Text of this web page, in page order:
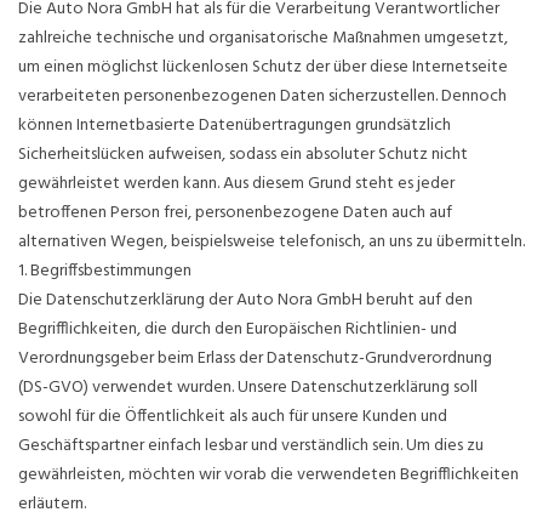
Die Auto Nora GmbH hat als für die Verarbeitung Verantwortlicher
zahlreiche technische und organisatorische Maßnahmen umgesetzt,
um einen möglichst lückenlosen Schutz der über diese Internetseite
verarbeiteten personenbezogenen Daten sicherzustellen. Dennoch
können Internetbasierte Datenübertragungen grundsätzlich
Sicherheitslücken aufweisen, sodass ein absoluter Schutz nicht
gewährleistet werden kann. Aus diesem Grund steht es jeder
betroffenen Person frei, personenbezogene Daten auch auf
alternativen Wegen, beispielsweise telefonisch, an uns zu übermitteln.
1. Begriffsbestimmungen
Die Datenschutzerklärung der Auto Nora GmbH beruht auf den
Begrifflichkeiten, die durch den Europäischen Richtlinien- und
Verordnungsgeber beim Erlass der Datenschutz-Grundverordnung
(DS-GVO) verwendet wurden. Unsere Datenschutzerklärung soll
sowohl für die Öffentlichkeit als auch für unsere Kunden und
Geschäftspartner einfach lesbar und verständlich sein. Um dies zu
gewährleisten, möchten wir vorab die verwendeten Begrifflichkeiten
erläutern.